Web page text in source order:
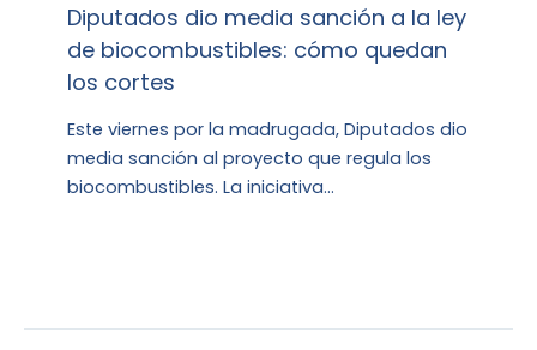
Diputados dio media sanción a la ley
de biocombustibles: cómo quedan
los cortes
Este viernes por la madrugada, Diputados dio
media sanción al proyecto que regula los
biocombustibles. La iniciativa…